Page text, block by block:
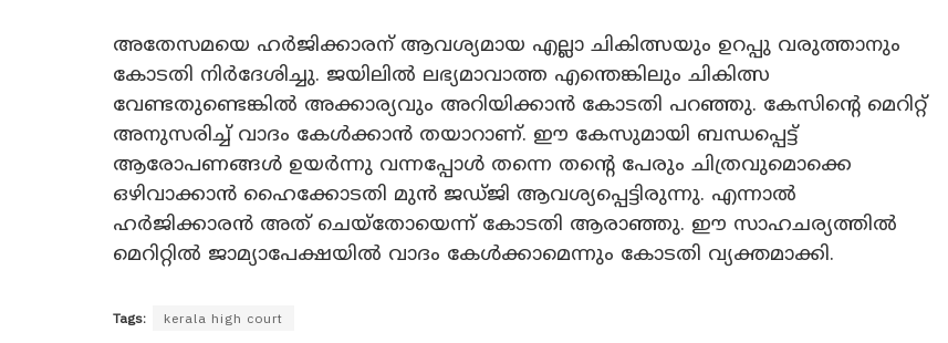
അതേസമയെ ഹർജിക്കാരന് ആവശ്യമായ എല്ലാ ചികിത്സയും ഉറപ്പു വരുത്താനും
കോടതി നിർദേശിച്ചു. ജയിലിൽ ലഭ്യമാവാത്ത എന്തെങ്കിലും ചികിത്സ
വേണ്ടതുണ്ടെങ്കിൽ അക്കാര്യവും അറിയിക്കാൻ കോടതി പറഞ്ഞു. കേസിന്റെ മെറിറ്റ്
അനുസരിച്ച് വാദം കേൾക്കാൻ തയാറാണ്. ഈ കേസുമായി ബന്ധപ്പെട്ട്
ആരോപണങ്ങൾ ഉയർന്നു വന്നപ്പോൾ തന്നെ തന്റെ പേരും ചിത്രവുമൊക്കെ
ഒഴിവാക്കാൻ ഹൈക്കോടതി മുൻ ജഡ്ജി ആവശ്യപ്പെട്ടിരുന്നു. എന്നാൽ
ഹർജിക്കാരൻ അത് ചെയ്തോയെന്ന് കോടതി ആരാഞ്ഞു. ഈ സാഹചര്യത്തിൽ
മെറിറ്റിൽ ജാമ്യാപേക്ഷയിൽ വാദം കേൾക്കാമെന്നും കോടതി വ്യക്തമാക്കി.
Tags: kerala high court